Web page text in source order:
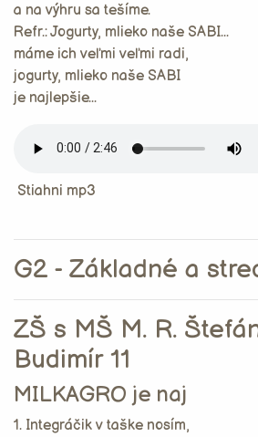
a na výhru sa tešíme.
Refr.: Jogurty, mlieko naše SABI...
máme ich veľmi veľmi radi,
jogurty, mlieko naše SABI
je najlepšie...
Stiahni mp3
G2 - Základné a
ZŠ s MŠ M. R.
Budimír 11
MILKAGRO je naj
1. Integráčik v taške nosím,